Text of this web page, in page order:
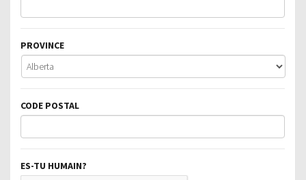
PROVINCE
CODE POSTAL
ES-TU HUMAIN?